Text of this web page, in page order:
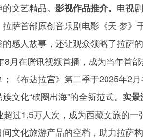
文艺精品。 影视作品推介。 电视
萨首部原创音乐剧电影《天·梦》
感人故事，还让观众领略了拉萨的
8月在腾讯视频首播，成为当年首
《布达拉宫》第二季于2025年2
文化“破圈出海”的全新范式。 实景
超过1.5万人次，成为西藏文旅的
文化旅游产品的空档，助力拉萨构